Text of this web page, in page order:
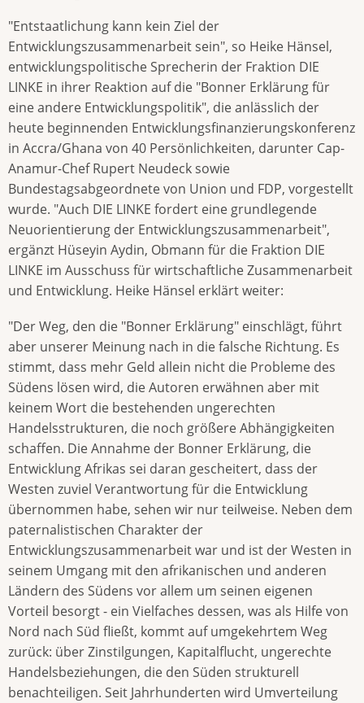
"Entstaatlichung kann kein Ziel der
Entwicklungszusammenarbeit sein", so Heike Hänsel,
entwicklungspolitische Sprecherin der Fraktion DIE
LINKE in ihrer Reaktion auf die "Bonner Erklärung für
eine andere Entwicklungspolitik", die anlässlich der
heute beginnenden Entwicklungsfinanzierungskonferenz
in Accra/Ghana von 40 Persönlichkeiten, darunter Cap-
Anamur-Chef Rupert Neudeck sowie
Bundestagsabgeordnete von Union und FDP, vorgestellt
wurde. "Auch DIE LINKE fordert eine grundlegende
Neuorientierung der Entwicklungszusammenarbeit",
ergänzt Hüseyin Aydin, Obmann für die Fraktion DIE
LINKE im Ausschuss für wirtschaftliche Zusammenarbeit
und Entwicklung. Heike Hänsel erklärt weiter:
"Der Weg, den die "Bonner Erklärung" einschlägt, führt
aber unserer Meinung nach in die falsche Richtung. Es
stimmt, dass mehr Geld allein nicht die Probleme des
Südens lösen wird, die Autoren erwähnen aber mit
keinem Wort die bestehenden ungerechten
Handelsstrukturen, die noch größere Abhängigkeiten
schaffen. Die Annahme der Bonner Erklärung, die
Entwicklung Afrikas sei daran gescheitert, dass der
Westen zuviel Verantwortung für die Entwicklung
übernommen habe, sehen wir nur teilweise. Neben dem
paternalistischen Charakter der
Entwicklungszusammenarbeit war und ist der Westen in
seinem Umgang mit den afrikanischen und anderen
Ländern des Südens vor allem um seinen eigenen
Vorteil besorgt - ein Vielfaches dessen, was als Hilfe von
Nord nach Süd fließt, kommt auf umgekehrtem Weg
zurück: über Zinstilgungen, Kapitalflucht, ungerechte
Handelsbeziehungen, die den Süden strukturell
benachteiligen. Seit Jahrhunderten wird Umverteilung